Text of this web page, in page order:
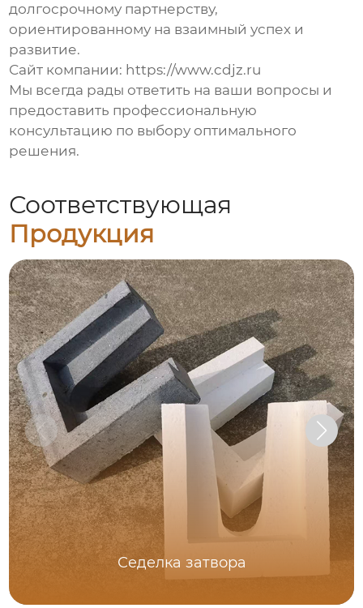
долгосрочному партнерству,
ориентированному на взаимный успех и
развитие.
Сайт компании: https://www.cdjz.ru
Мы всегда рады ответить на ваши вопросы и
предоставить профессиональную
консультацию по выбору оптимального
решения.
Соответствующая
Продукция
Седелка затвора